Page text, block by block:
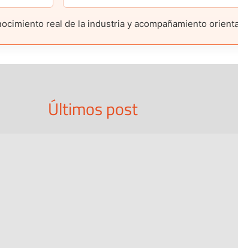
real de la industria y acompañamiento
Últimos post